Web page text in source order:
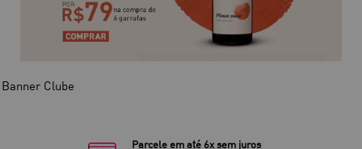
Parcele em até 6x sem juros